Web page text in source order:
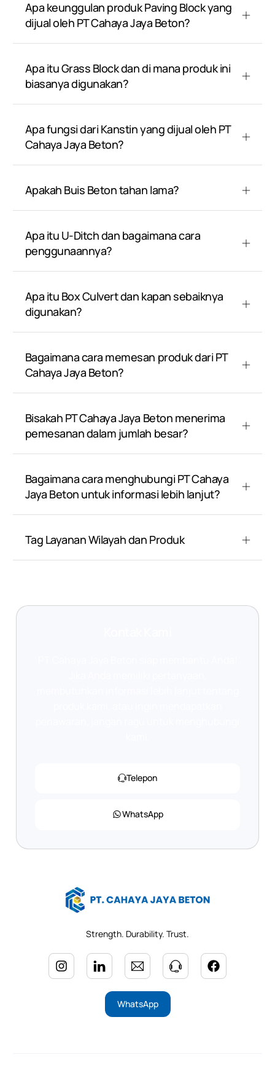
Apa keunggulan produk Paving Block yang
dijual oleh PT Cahaya Jaya Beton?
Apa itu Grass Block dan di mana produk ini
biasanya digunakan?
Apa fungsi dari Kanstin yang dijual oleh PT
Cahaya Jaya Beton?
Apakah Buis Beton tahan lama?
Apa itu U-Ditch dan bagaimana cara
penggunaannya?
Apa itu Box Culvert dan kapan sebaiknya
digunakan?
Bagaimana cara memesan produk dari PT
Cahaya Jaya Beton?
Bisakah PT Cahaya Jaya Beton menerima
pemesanan dalam jumlah besar?
Bagaimana cara menghubungi PT Cahaya
Jaya Beton untuk informasi lebih lanjut?
Tag Layanan Wilayah dan Produk
Telepon
WhatsApp
Strength. Durability. Trust.
WhatsApp